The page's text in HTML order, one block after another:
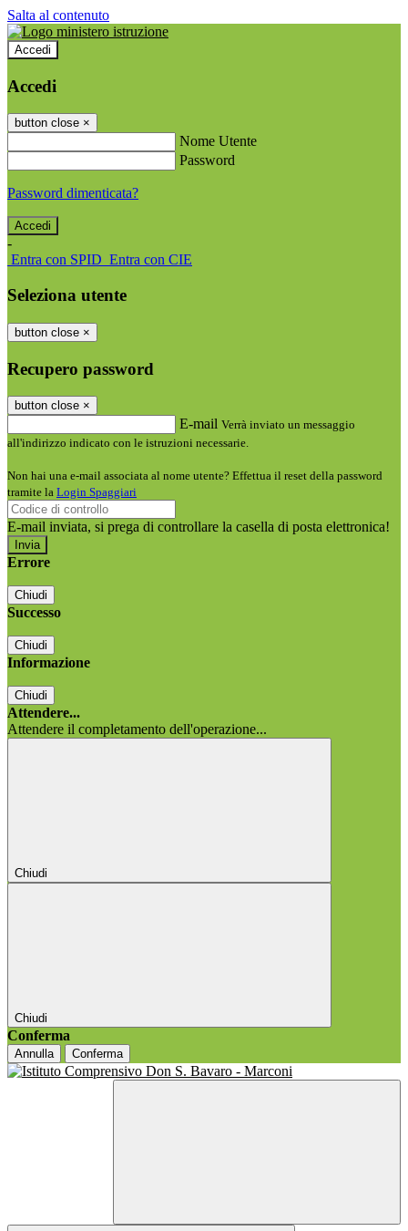
Salta al contenuto
Accedi
Accedi
button close ×
Nome Utente
Password
Password dimenticata?
-
Entra con SPID Entra con CIE
Seleziona utente
button close ×
Recupero password
button close ×
E-mail Verrà inviato un messaggio
all'indirizzo indicato con le istruzioni necessarie.
Non hai una e-mail associata al nome utente? Effettua il reset della password
tramite la Login Spaggiari
E-mail inviata, si prega di controllare la casella di posta elettronica!
Errore
Chiudi
Successo
Chiudi
Informazione
Chiudi
Attendere...
Attendere il completamento dell'operazione...
Chiudi
Chiudi
Conferma
Annulla Conferma